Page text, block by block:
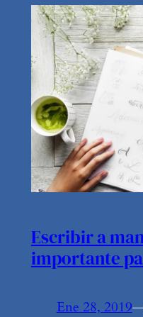
Escribir a
importante
Ene 28, 2019—